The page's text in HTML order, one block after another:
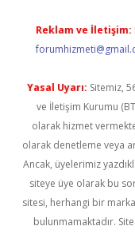
Reklam ve İletişim:
Yasal Uyarı: Sitemiz,
ve İletişim Kurumu
olarak hizmet
olarak denetleme veya
Ancak, üyelerimiz
siteye üye olarak bu
sitesi, herhangi bir
bulunmamaktadır.